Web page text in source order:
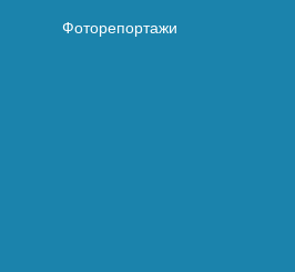
Фоторепортажи